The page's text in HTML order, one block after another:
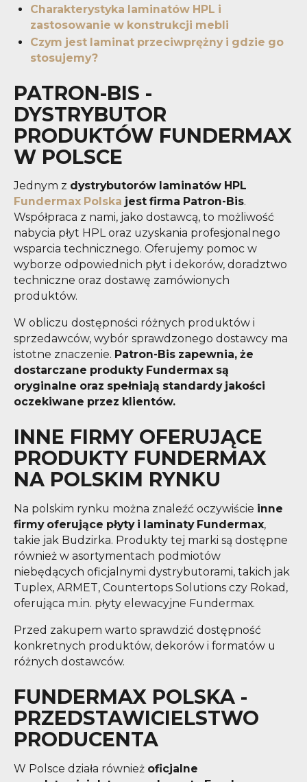
Charakterystyka laminatów HPL i
zastosowanie w konstrukcji mebli
Czym jest laminat przeciwprężny i gdzie go
stosujemy?
PATRON-BIS -
DYSTRYBUTOR
PRODUKTÓW FUNDERMAX
W POLSCE
Jednym z dystrybutorów laminatów HPL
Fundermax Polska jest firma Patron-Bis.
Współpraca z nami, jako dostawcą, to możliwość
nabycia płyt HPL oraz uzyskania profesjonalnego
wsparcia technicznego. Oferujemy pomoc w
wyborze odpowiednich płyt i dekorów, doradztwo
techniczne oraz dostawę zamówionych
produktów.
W obliczu dostępności różnych produktów i
sprzedawców, wybór sprawdzonego dostawcy ma
istotne znaczenie. Patron-Bis zapewnia, że
dostarczane produkty Fundermax są
oryginalne oraz spełniają standardy jakości
oczekiwane przez klientów.
INNE FIRMY OFERUJĄCE
PRODUKTY FUNDERMAX
NA POLSKIM RYNKU
Na polskim rynku można znaleźć oczywiście inne
firmy oferujące płyty i laminaty Fundermax,
takie jak Budzirka. Produkty tej marki są dostępne
również w asortymentach podmiotów
niebędących oficjalnymi dystrybutorami, takich jak
Tuplex, ARMET, Countertops Solutions czy Rokad,
oferująca m.in. płyty elewacyjne Fundermax.
Przed zakupem warto sprawdzić dostępność
konkretnych produktów, dekorów i formatów u
różnych dostawców.
FUNDERMAX POLSKA -
PRZEDSTAWICIELSTWO
PRODUCENTA
W Polsce działa również oficjalne